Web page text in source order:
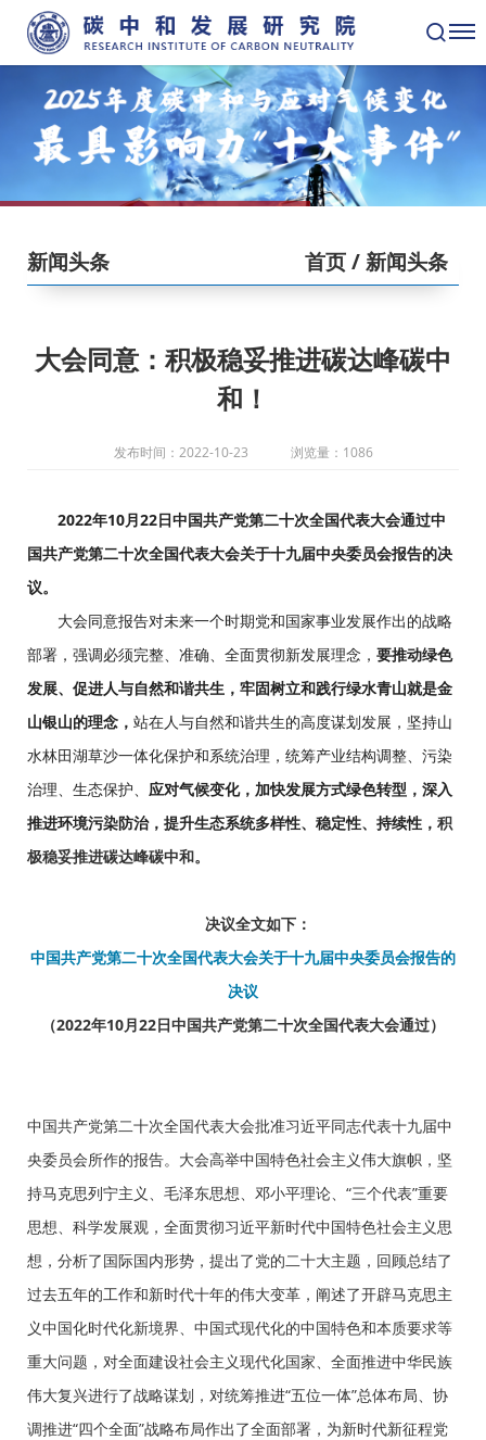
新闻头条 首页/ 新闻头条
大会同意：积极稳妥推进碳达峰碳中
和！
发布时间：2022-10-23 浏览量：1086
2022年10月22日中国共产党第二十次全国代表大会通过中
国共产党第二十次全国代表大会关于十九届中央委员会报告的决
议。
大会同意报告对未来一个时期党和国家事业发展作出的战略
部署，强调必须完整、准确、全面贯彻新发展理念， 要推动绿色
发展、促进人与自然和谐共生，牢固树立和践行绿水青山就是金
山银山的理念， 站在人与自然和谐共生的高度谋划发展，坚持山
水林田湖草沙一体化保护和系统治理，统筹产业结构调整、污染
治理、生态保护、 应对气候变化，加快发展方式绿色转型，深入
推进环境污染防治，提升生态系统多样性、稳定性、持续性， 积
极稳妥推进碳达峰碳中和。
决议全文如下：
中国共产党第二十次全国代表大会关于十九届中央委员会报告的
决议
（2022年10月22日中国共产党第二十次全国代表大会通过）
中国共产党第二十次全国代表大会批准习近平同志代表十九届中
央委员会所作的报告。大会高举中国特色社会主义伟大旗帜，坚
持马克思列宁主义、毛泽东思想、邓小平理论、“三个代表”重要
思想、科学发展观，全面贯彻习近平新时代中国特色社会主义思
想，分析了国际国内形势，提出了党的二十大主题，回顾总结了
过去五年的工作和新时代十年的伟大变革，阐述了开辟马克思主
义中国化时代化新境界、中国式现代化的中国特色和本质要求等
重大问题，对全面建设社会主义现代化国家、全面推进中华民族
伟大复兴进行了战略谋划，对统筹推进“五位一体”总体布局、协
调推进“四个全面”战略布局作出了全面部署，为新时代新征程党